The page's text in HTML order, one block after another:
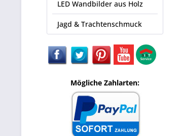
LED Wandbilder aus Holz
Jagd & Trachtenschmuck
Mögliche Zahlarten: